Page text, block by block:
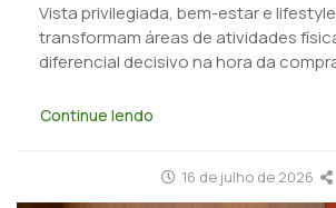
Vista privilegiada, bem-estar e
transformam áreas de atividades
diferencial decisivo na hora da
Continue lendo
16 de julho de 2026